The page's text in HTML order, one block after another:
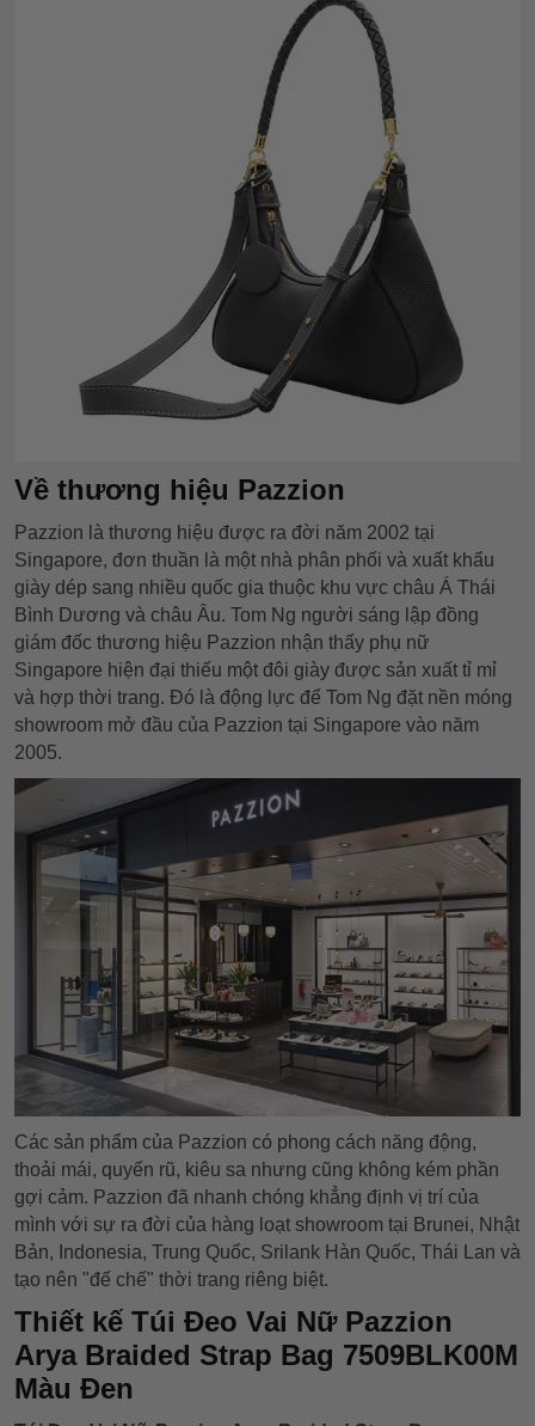
Về thương hiệu Pazzion
Pazzion là thương hiệu được ra đời năm 2002 tại
Singapore, đơn thuần là một nhà phân phối và xuất khẩu
giày dép sang nhiều quốc gia thuộc khu vực châu Á Thái
Bình Dương và châu Âu. Tom Ng người sáng lập đồng
giám đốc thương hiệu Pazzion nhận thấy phụ nữ
Singapore hiện đại thiếu một đôi giày được sản xuất tỉ mỉ
và hợp thời trang. Đó là động lực để Tom Ng đặt nền móng
showroom mở đầu của Pazzion tại Singapore vào năm
2005.
Các sản phẩm của Pazzion có phong cách năng động,
thoải mái, quyến rũ, kiêu sa nhưng cũng không kém phần
gợi cảm. Pazzion đã nhanh chóng khẳng định vị trí của
mình với sự ra đời của hàng loạt showroom tại Brunei, Nhật
Bản, Indonesia, Trung Quốc, Srilank Hàn Quốc, Thái Lan và
tạo nên "đế chế" thời trang riêng biệt.
Thiết kế Túi Đeo Vai Nữ Pazzion
Arya Braided Strap Bag 7509BLK00M
Màu Đen